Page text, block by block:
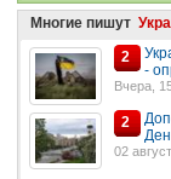
Многие пишут
2
-
Вчера,
2
02